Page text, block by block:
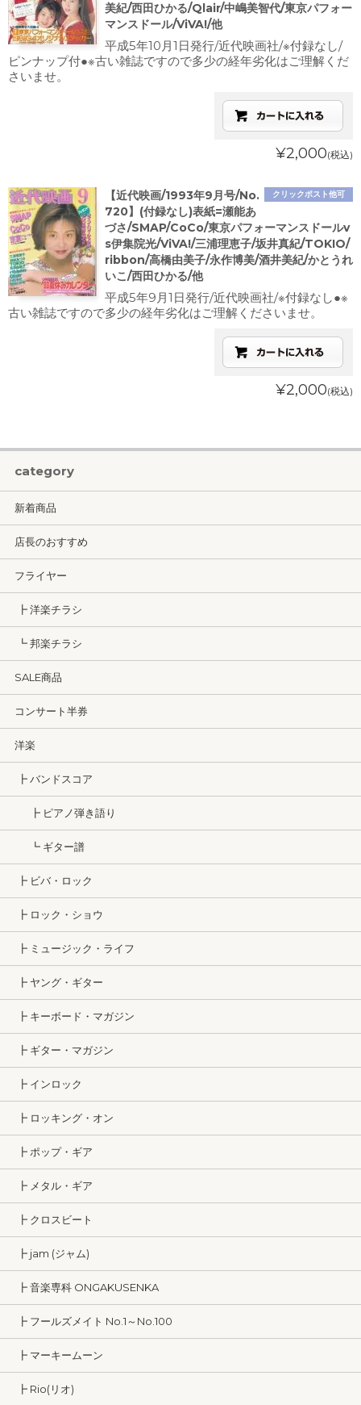
美紀/西田ひかる/Qlair/中嶋美智代/東京パフォー
マンスドール/ViVA!/他
平成5年10月1日発行/近代映画社/※付録なし/
ピンナップ付●※古い雑誌ですので多少の経年劣化はご理解くだ
さいませ。
¥2,000(税込)
クリックポスト他可
【近代映画/1993年9月号/No.
720】(付録なし)表紙=瀬能あ
づさ/SMAP/CoCo/東京パフォーマンスドールv
s伊集院光/ViVA!/三浦理恵子/坂井真紀/TOKIO/
ribbon/高橋由美子/永作博美/酒井美紀/かとうれ
いこ/西田ひかる/他
平成5年9月1日発行/近代映画社/※付録なし●※
古い雑誌ですので多少の経年劣化はご理解くださいませ。
¥2,000(税込)
category
新着商品
店長のおすすめ
フライヤー
┣ 洋楽チラシ
┗ 邦楽チラシ
SALE商品
コンサート半券
洋楽
┣ バンドスコア
┣ ピアノ弾き語り
┗ ギター譜
┣ ビバ・ロック
┣ ロック・ショウ
┣ ミュージック・ライフ
┣ ヤング・ギター
┣ キーボード・マガジン
┣ ギター・マガジン
┣ インロック
┣ ロッキング・オン
┣ ポップ・ギア
┣ メタル・ギア
┣ クロスビート
┣ jam (ジャム)
┣ 音楽専科 ONGAKUSENKA
┣ フールズメイト No.1～No.100
┣ マーキームーン
┣ Rio(リオ)